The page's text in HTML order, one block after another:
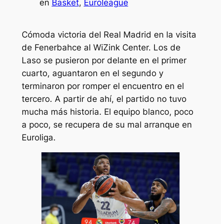
en Basket, Euroleague
Cómoda victoria del Real Madrid en la visita
de Fenerbahce al WiZink Center. Los de
Laso se pusieron por delante en el primer
cuarto, aguantaron en el segundo y
terminaron por romper el encuentro en el
tercero. A partir de ahí, el partido no tuvo
mucha más historia. El equipo blanco, poco
a poco, se recupera de su mal arranque en
Euroliga.